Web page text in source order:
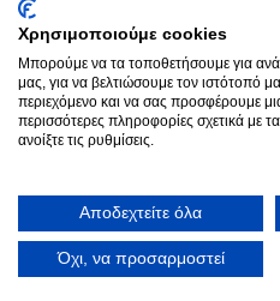
Around you
Παραγγελίες
© 2022 - 2026 Aroundyou.
Χρησιμοποιούμε cookies
Μπορούμε να τα τοποθετήσουμε για
μας, για να βελτιώσουμε τον ιστότοπό
περιεχόμενο και να σας προσφέρουμε
περισσότερες πληροφορίες σχετικά με
ανοίξτε τις ρυθμίσεις.
Αποδεχτείτε όλα
Όχι, να προσαρμοστεί